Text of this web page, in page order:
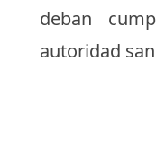
deban
autoridad